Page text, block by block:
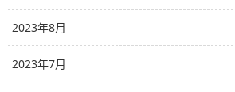
2023年8月
2023年7月